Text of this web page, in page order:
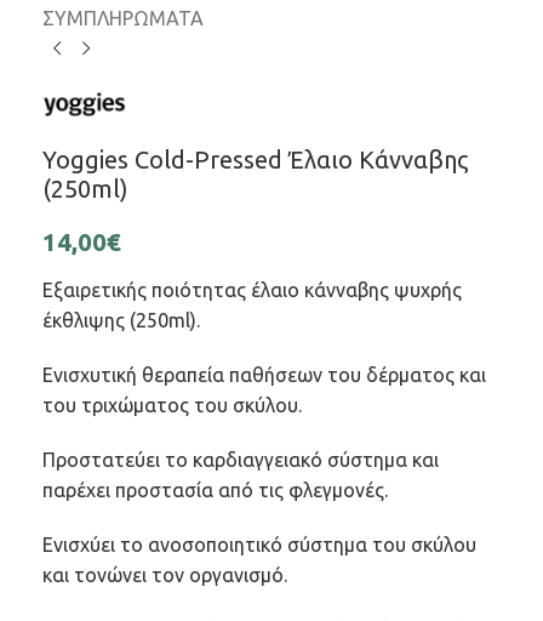
ΣΥΜΠΛΗΡΩΜΑΤΑ
Yoggies Cold-Pressed Έλαιο Κάνναβης
(250ml)
14,00€
Εξαιρετικής ποιότητας έλαιο κάνναβης ψυχρής
έκθλιψης (250ml).
Ενισχυτική θεραπεία παθήσεων του δέρματος και
του τριχώματος του σκύλου.
Προστατεύει το καρδιαγγειακό σύστημα και
παρέχει προστασία από τις φλεγμονές.
Ενισχύει το ανοσοποιητικό σύστημα του σκύλου
και τονώνει τον οργανισμό.